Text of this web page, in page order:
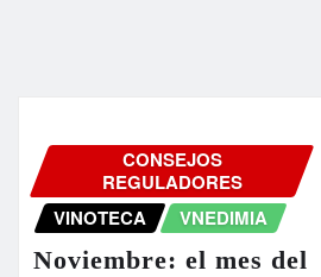
CONSEJOS
REGULADORES
VINOTECA
VNEDIMIA
Noviembre: el mes del